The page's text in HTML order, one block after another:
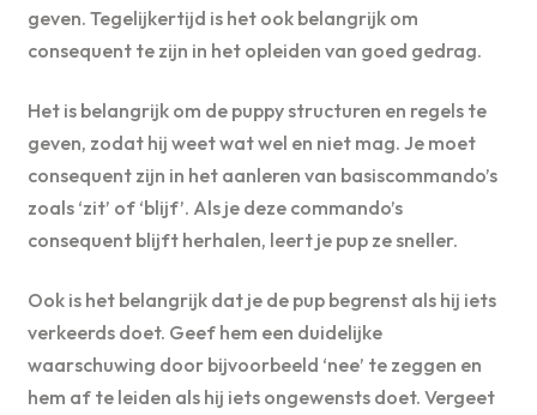
geven. Tegelijkertijd is het ook belangrijk om
consequent te zijn in het opleiden van goed gedrag.
Het is belangrijk om de puppy structuren en regels te
geven, zodat hij weet wat wel en niet mag. Je moet
consequent zijn in het aanleren van basiscommando’s
zoals ‘zit’ of ‘blijf’. Als je deze commando’s
consequent blijft herhalen, leert je pup ze sneller.
Ook is het belangrijk dat je de pup begrenst als hij iets
verkeerds doet. Geef hem een duidelijke
waarschuwing door bijvoorbeeld ‘nee’ te zeggen en
hem af te leiden als hij iets ongewensts doet. Vergeet